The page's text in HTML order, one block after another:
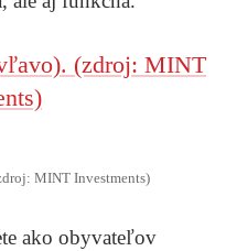
MINT Investments)
ako obyvateľov